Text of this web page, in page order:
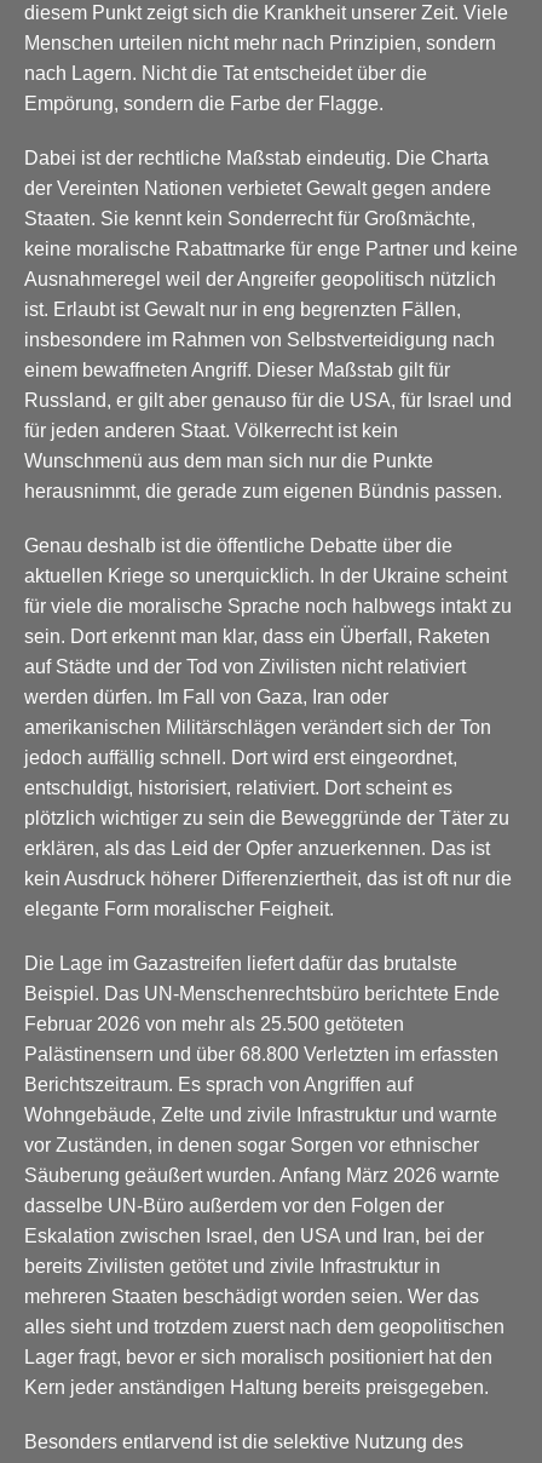
diesem Punkt zeigt sich die Krankheit unserer Zeit. Viele
Menschen urteilen nicht mehr nach Prinzipien, sondern
nach Lagern. Nicht die Tat entscheidet über die
Empörung, sondern die Farbe der Flagge.
Dabei ist der rechtliche Maßstab eindeutig. Die Charta
der Vereinten Nationen verbietet Gewalt gegen andere
Staaten. Sie kennt kein Sonderrecht für Großmächte,
keine moralische Rabattmarke für enge Partner und keine
Ausnahmeregel weil der Angreifer geopolitisch nützlich
ist. Erlaubt ist Gewalt nur in eng begrenzten Fällen,
insbesondere im Rahmen von Selbstverteidigung nach
einem bewaffneten Angriff. Dieser Maßstab gilt für
Russland, er gilt aber genauso für die USA, für Israel und
für jeden anderen Staat. Völkerrecht ist kein
Wunschmenü aus dem man sich nur die Punkte
herausnimmt, die gerade zum eigenen Bündnis passen.
Genau deshalb ist die öffentliche Debatte über die
aktuellen Kriege so unerquicklich. In der Ukraine scheint
für viele die moralische Sprache noch halbwegs intakt zu
sein. Dort erkennt man klar, dass ein Überfall, Raketen
auf Städte und der Tod von Zivilisten nicht relativiert
werden dürfen. Im Fall von Gaza, Iran oder
amerikanischen Militärschlägen verändert sich der Ton
jedoch auffällig schnell. Dort wird erst eingeordnet,
entschuldigt, historisiert, relativiert. Dort scheint es
plötzlich wichtiger zu sein die Beweggründe der Täter zu
erklären, als das Leid der Opfer anzuerkennen. Das ist
kein Ausdruck höherer Differenziertheit, das ist oft nur die
elegante Form moralischer Feigheit.
Die Lage im Gazastreifen liefert dafür das brutalste
Beispiel. Das UN-Menschenrechtsbüro berichtete Ende
Februar 2026 von mehr als 25.500 getöteten
Palästinensern und über 68.800 Verletzten im erfassten
Berichtszeitraum. Es sprach von Angriffen auf
Wohngebäude, Zelte und zivile Infrastruktur und warnte
vor Zuständen, in denen sogar Sorgen vor ethnischer
Säuberung geäußert wurden. Anfang März 2026 warnte
dasselbe UN-Büro außerdem vor den Folgen der
Eskalation zwischen Israel, den USA und Iran, bei der
bereits Zivilisten getötet und zivile Infrastruktur in
mehreren Staaten beschädigt worden seien. Wer das
alles sieht und trotzdem zuerst nach dem geopolitischen
Lager fragt, bevor er sich moralisch positioniert hat den
Kern jeder anständigen Haltung bereits preisgegeben.
Besonders entlarvend ist die selektive Nutzung des